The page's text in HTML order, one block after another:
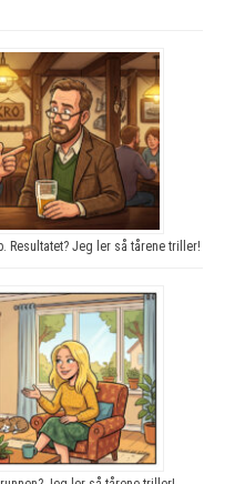
Resultatet? Jeg ler så tårene triller!